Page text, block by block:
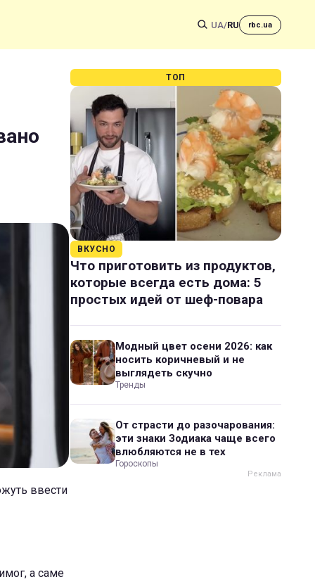
UA/RU rbc.ua
ввести
а саме
ТОП
ВКУСНО
Что приготовить из продуктов,
которые всегда есть дома: 5
простых идей от шеф-повара
Модный цвет осени 2026: как
носить коричневый и не
выглядеть скучно
Тренды
От страсти до разочарования:
эти знаки Зодиака чаще всего
влюбляются не в тех
Гороскопы